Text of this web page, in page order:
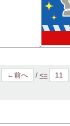
←前へ / <=
11